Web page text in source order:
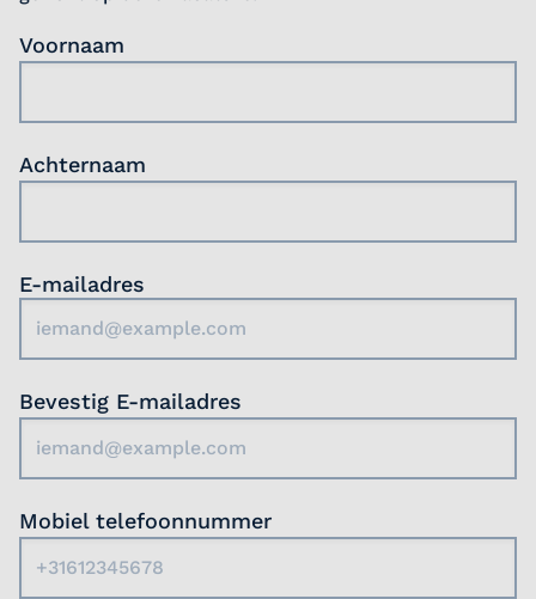
ontwikkeling, met een individueel
Voornaam
Achternaam
E-mailadres
Bevestig E-mailadres
Mobiel telefoonnummer